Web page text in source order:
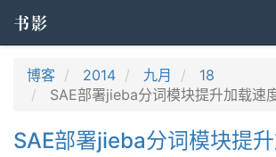
书影
博客 2014 九月
18
SAE部署jieba分词模块提升加载速
SAE部署jieba分词模块提